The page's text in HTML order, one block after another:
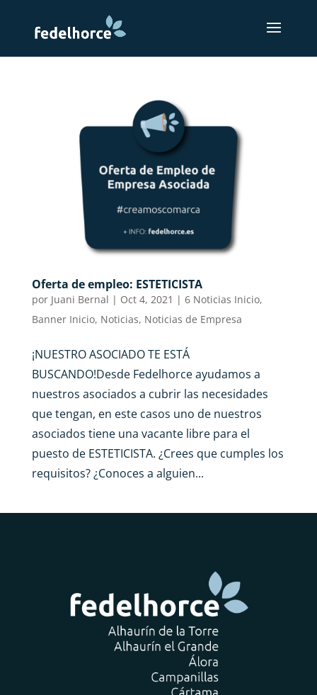
Oferta de empleo: ESTETICISTA
por Juani Bernal | Oct 4, 2021 | 6 Noticias Inicio,
Banner Inicio, Noticias, Noticias de Empresa
¡NUESTRO ASOCIADO TE ESTÁ
BUSCANDO!Desde Fedelhorce ayudamos a
nuestros asociados a cubrir las necesidades
que tengan, en este casos uno de nuestros
asociados tiene una vacante libre para el
puesto de ESTETICISTA. ¿Crees que cumples los
requisitos? ¿Conoces a alguien...